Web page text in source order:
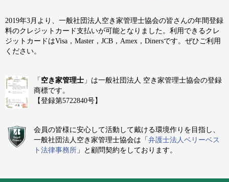
2019年3月より、一般社団法人空き家管理士協会の皆さんの年間登録
料のクレジットカード支払いが可能となりました。利用できるクレ
ジットカードはVisa，Master，JCB，Amex，Dinersです。ぜひご利用
ください。
「 空き家管理士 」は一般社団法人 空き家管理士協会の登録
商標です。
【登録第5722840号】
会員の皆様に安心して活動して戴ける環境作りを目指し、
一般社団法人空き家管理士協会は「弁護士法人ベリーベス
ト法律事務所 」と顧問契約をしております。